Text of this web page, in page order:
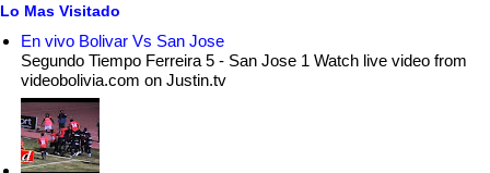
Lo Mas Visitado
En vivo Bolivar Vs San Jose
Segundo Tiempo Ferreira 5 - San Jose 1 Watch live video from
videobolivia.com on Justin.tv